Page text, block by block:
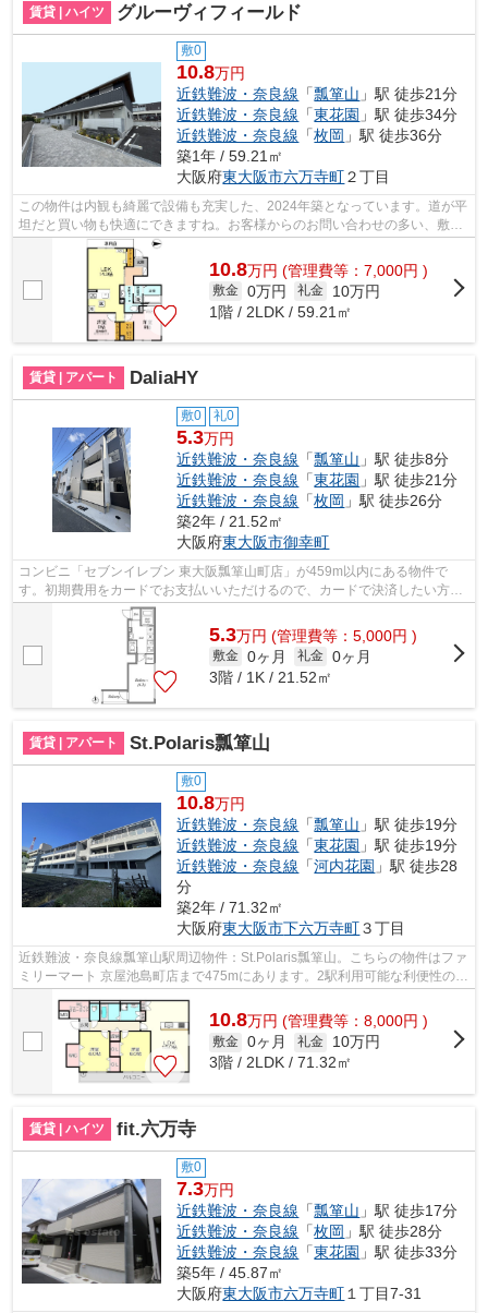
賃貸 | ハイツ グルーヴィフィールド
敷0
10.8万円
近鉄難波・奈良線 「瓢箪山 」駅 徒歩21分
近鉄難波・奈良線 「東花園 」駅 徒歩34分
近鉄難波・奈良線 「枚岡 」駅 徒歩36分
築1年 / 59.21㎡
大阪府東大阪市六万寺町２丁目
この物件は内観も綺麗で設備も充実した、2024年築となっています。道が平
坦だと買い物も快適にできますね。お客様からのお問い合わせの多い、敷地
内ごみ置き場があります。こちらの物...
10.8万円 (管理費等：7,000円 )
敷金 0万円 礼金
10万円
1階 / 2LDK / 59.21㎡
賃貸 | アパート DaliaHY
敷0 礼0
5.3万円
近鉄難波・奈良線 「瓢箪山 」駅 徒歩8分
近鉄難波・奈良線 「東花園 」駅 徒歩21分
近鉄難波・奈良線 「枚岡 」駅 徒歩26分
築2年 / 21.52㎡
大阪府東大阪市御幸町
コンビニ「セブンイレブン 東大阪瓢箪山町店」が459m以内にある物件で
す。初期費用をカードでお支払いいただけるので、カードで決済したい方に
もおすすめです。電車での移動がより便利...
5.3万円 (管理費等：5,000円 )
敷金 0ヶ月 礼金 0ヶ月
3階 / 1K / 21.52㎡
賃貸 | アパート St.Polaris瓢箪山
敷0
10.8万円
近鉄難波・奈良線 「瓢箪山 」駅 徒歩19分
近鉄難波・奈良線 「東花園 」駅 徒歩19分
近鉄難波・奈良線 「河内花園 」駅 徒歩28
分
築2年 / 71.32㎡
大阪府東大阪市下六万寺町３丁目
近鉄難波・奈良線瓢箪山駅周辺物件：St.Polaris瓢箪山。こちらの物件はファ
ミリーマート 京屋池島町店まで475mにあります。2駅利用可能な利便性の高
い物件です。初期費用はカードで決...
10.8万円 (管理費等：8,000円 )
敷金 0ヶ月 礼金
10万円
3階 / 2LDK / 71.32㎡
賃貸 | ハイツ fit.六万寺
敷0
7.3万円
近鉄難波・奈良線 「瓢箪山 」駅 徒歩17分
近鉄難波・奈良線 「枚岡 」駅 徒歩28分
近鉄難波・奈良線 「東花園 」駅 徒歩33分
築5年 / 45.87㎡
大阪府東大阪市六万寺町 １丁目7-31